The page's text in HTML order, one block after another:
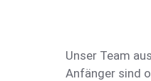
Unser Team
Anfänger sind